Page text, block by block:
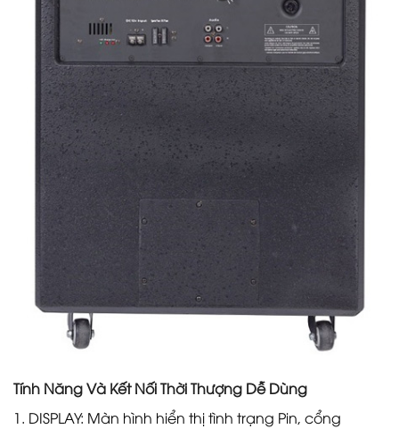
Tính Năng Và Kết Nối Thời Thượng Dễ Dùng
1. DISPLAY: Màn hình hiển thị tình trạng Pin, cổng